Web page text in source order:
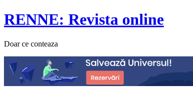
RENNE: Revista online
Doar ce conteaza